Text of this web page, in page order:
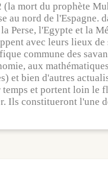
(la mort du prophète
au nord de l'Espagne.
Perse, l'Egypte et la
avec leurs lieux
commune des
aux
et bien d'autres
temps et portent loin le
Ils constitueront l'une